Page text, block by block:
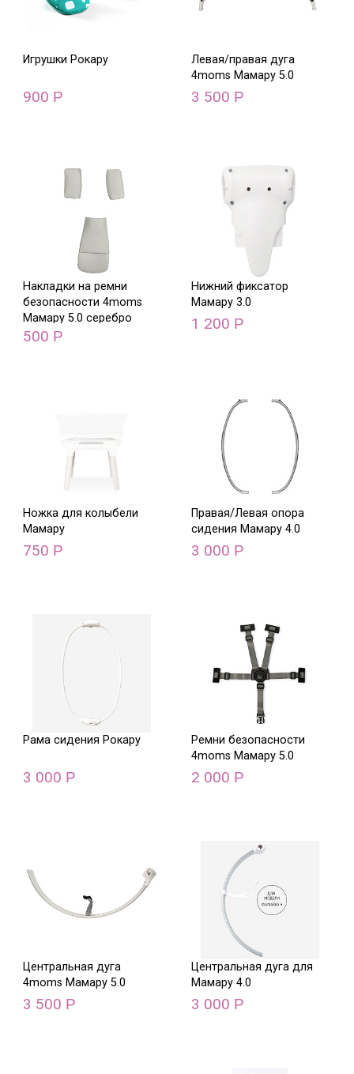
Игрушки Рокару
900 Р
Левая/правая дуга
4moms Мамару 5.0
3 500 Р
Накладки на ремни
безопасности 4moms
Мамару 5.0 серебро
500 Р
Нижний фиксатор
Мамару 3.0
1 200 Р
Ножка для колыбели
Мамару
750 Р
Правая/Левая опора
сидения Мамару 4.0
3 000 Р
Рама сидения Рокару
3 000 Р
Ремни безопасности
4moms Мамару 5.0
2 000 Р
Центральная дуга
4moms Мамару 5.0
3 500 Р
Центральная дуга для
Мамару 4.0
3 000 Р